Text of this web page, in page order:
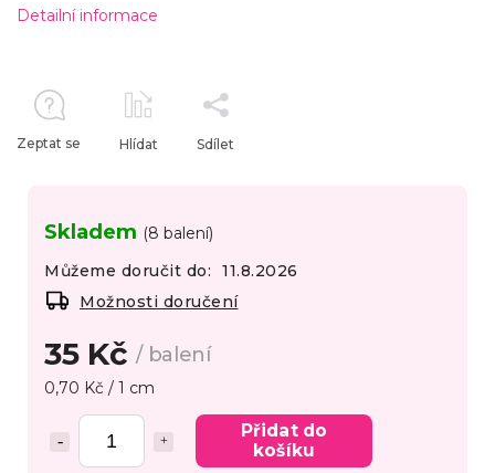
35 Kč/ balení
0,70 Kč / 1 cm
Přidat do
košíku
Skladem (8 balení)
Můžeme doručit do:
11.8.2026
Možnosti doručení
Detailní informace
Zeptat se Hlídat Sdílet